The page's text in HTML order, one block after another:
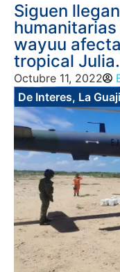
Siguen
wayuu
tropical Julia.
Octubre 11, 2022
De Interes, La